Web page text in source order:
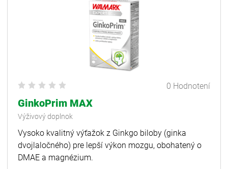
0 Hodnotení
GinkoPrim MAX
Výživový doplnok
Vysoko kvalitný výťažok z Ginkgo biloby (ginka
dvojlaločného) pre lepší výkon mozgu, obohatený o
DMAE a magnézium.